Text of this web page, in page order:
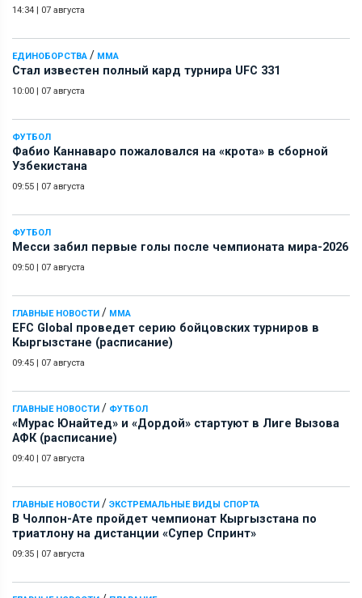
14:34 07 августа
ЕДИНОБОРСТВА / ММА
Стал известен полный кард турнира UFC 331
10:00 07 августа
ФУТБОЛ
Фабио Каннаваро пожаловался на «крота» в сборной
Узбекистана
09:55 07 августа
ФУТБОЛ
Месси забил первые голы после чемпионата мира-2026
09:50 07 августа
ГЛАВНЫЕ НОВОСТИ / ММА
EFC Global проведет серию бойцовских турниров в
Кыргызстане (расписание)
09:45 07 августа
ГЛАВНЫЕ НОВОСТИ / ФУТБОЛ
«Мурас Юнайтед» и «Дордой» стартуют в Лиге Вызова
АФК (расписание)
09:40 07 августа
ГЛАВНЫЕ НОВОСТИ / ЭКСТРЕМАЛЬНЫЕ ВИДЫ СПОРТА
В Чолпон-Ате пройдет чемпионат Кыргызстана по
триатлону на дистанции «Супер Спринт»
09:35 07 августа